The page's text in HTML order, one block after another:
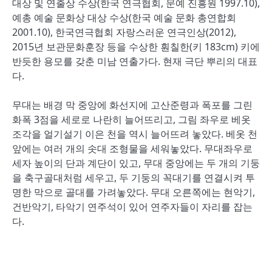
대상 및 연출상 수상(한국 연극협회, 문예 진흥원 1997.10),
예총 예술 문화상 대상 수상(한국 예술 문화 총연합회
2001.10), 한국연극협회 자랑스러운 연극인상(2012),
2015년 보관문화훈장 등을 수상한 훤칠한(키 183cm) 키에
반듯한 용모를 갖춘 미남 연출가다. 현재 극단 뿌리의 대표
다.
무대는 배경 막 중앙에 화선지에 고산준령과 폭포를 그린
화폭 3점을 세로로 나란히 늘어뜨리고, 그림 좌우로 베옷
조각을 얼기설기 이은 천을 역시 늘어뜨려 놓았다. 베옷 천
앞에는 여러 개의 솟대 조형물을 세워놓았다. 무대좌우로
세자 높이의 단과 계단이 있고, 무대 중앙에는 두 개의 기둥
을 축구골대처럼 세우고, 두 기둥의 꼭대기를 연결시켜 투
명한 막으로 골대를 가려놓았다. 무대 오른쪽에는 현악기,
건반악기, 타악기 연주석이 있어 연주자들이 자리를 잡는
다.